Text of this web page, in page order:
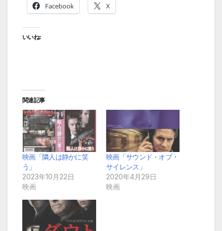
Facebook X
いいね:
関連記事
映画「隣人は静かに笑
う」
2023年10月22日
映画
映画「サウンド・オブ・
サイレンス」
2020年4月29日
映画